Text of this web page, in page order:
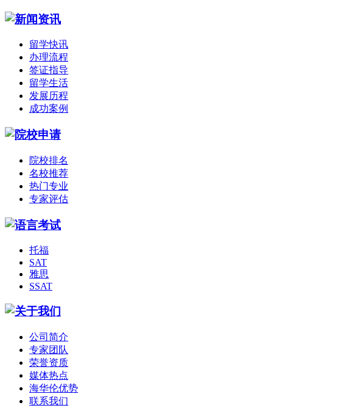
留学快讯
办理流程
签证指导
留学生活
发展历程
成功案例
院校排名
名校推荐
热门专业
专家评估
托福
SAT
雅思
SSAT
公司简介
专家团队
荣誉资质
媒体热点
海华伦优势
联系我们